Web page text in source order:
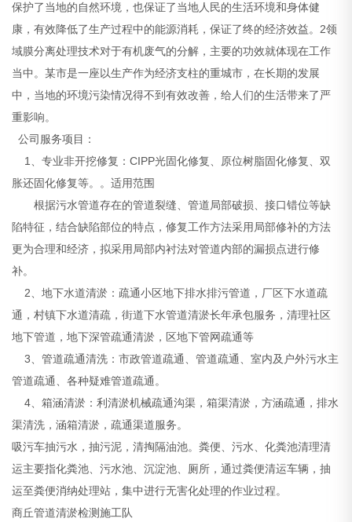
保护了当地的自然环境，也保证了当地人民的生活环境和身体健
康，有效降低了生产过程中的能源消耗，保证了终的经济效益。2领
域膜分离处理技术对于有机废气的分解，主要的功效就体现在工作
当中。某市是一座以生产作为经济支柱的重城市，在长期的发展
中，当地的环境污染情况得不到有效改善，给人们的生活带来了严
重影响。
公司服务项目：
1、专业非开挖修复：CIPP光固化修复、原位树脂固化修复、双
胀还固化修复等。。适用范围
根据污水管道存在的管道裂缝、管道局部破损、接口错位等缺
陷特征，结合缺陷部位的特点，修复工作方法采用局部修补的方法
更为合理和经济，拟采用局部内衬法对管道内部的漏损点进行修
补。
2、地下水道清淤：疏通小区地下排水排污管道，厂区下水道疏
通，村镇下水道清疏，街道下水管道清淤长年承包服务，清理社区
地下管道，地下深管疏通清淤，区地下管网疏通等
3、管道疏通清洗：市政管道疏通、管道疏通、室内及户外污水主
管道疏通、各种疑难管道疏通。
4、箱涵清淤：利清淤机械疏通沟渠，箱渠清淤，方涵疏通，排水
渠清洗，涵箱清淤，疏通渠道服务。
吸污车抽污水，抽污泥，清掏隔油池。粪便、污水、化粪池清理清
运主要指化粪池、污水池、沉淀池、厕所，通过粪便清运车辆，抽
运至粪便消纳处理站，集中进行无害化处理的作业过程。
商丘管道清淤检测施工队